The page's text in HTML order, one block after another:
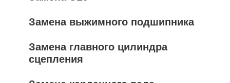
Замена выжимного подшипника
Замена главного цилиндра
сцепления